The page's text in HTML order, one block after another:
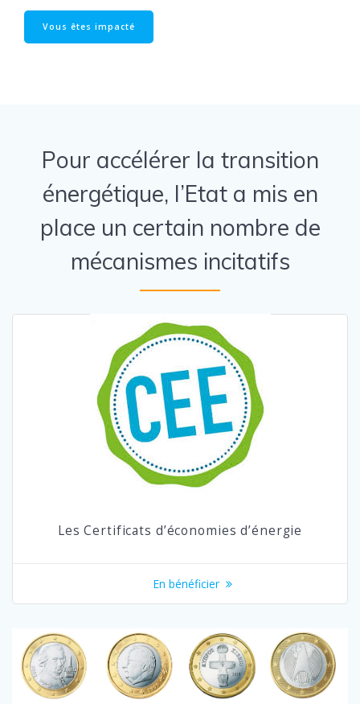
Vous êtes impacté
Pour accélérer la transition
énergétique, l’Etat a mis en
place un certain nombre de
mécanismes incitatifs
Les Certificats d’économies d’énergie
En bénéficier